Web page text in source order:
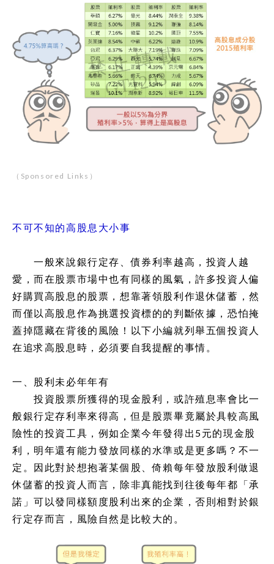
（Sponsored Links）
不可不知的高股息大小事
一般來說銀行定存、債券利率越高，投資人越
愛，而在股票市場中也有同樣的風氣，許多投資人偏
好購買高股息的股票，想靠著領股利作退休儲蓄，然
而僅以高股息作為挑選投資標的的判斷依據，恐怕掩
蓋掉隱藏在背後的風險！以下小編就列舉五個投資人
在追求高股息時，必須要自我提醒的事情。
一、股利未必年年有
投資股票所獲得的現金股利，或許殖息率會比一
般銀行定存利率來得高，但是股票畢竟屬於具較高風
險性的投資工具，例如企業今年發得出5元的現金股
利，明年還有能力發放同樣的水準或是更多嗎？不一
定。因此對於想抱著某個股、倚賴每年發放股利做退
休儲蓄的投資人而言，除非真能找到往後每年都「承
諾」可以發同樣額度股利出來的企業，否則相對於銀
行定存而言，風險自然是比較大的。